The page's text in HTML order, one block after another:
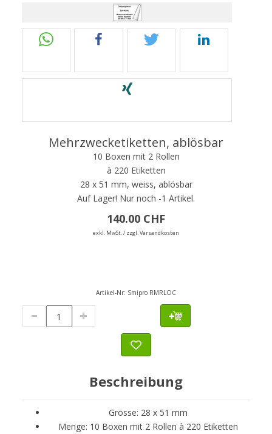
Mehrzwecketiketten, ablösbar
10 Boxen mit 2 Rollen
à 220 Etiketten
28 x 51 mm, weiss, ablösbar
Auf Lager! Nur noch -1 Artikel.
140.00 CHF
exkl. MwSt. / zzgl. Versandkosten
Artikel-Nr: Smipro RMRLOC
Beschreibung
Grösse: 28 x 51 mm
Menge: 10 Boxen mit 2 Rollen à 220 Etiketten